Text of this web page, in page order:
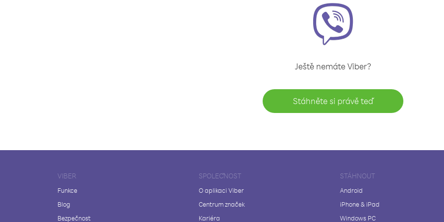
Ještě nemáte Viber?
Stáhněte si právě teď
VIBER
Funkce
Blog
Bezpečnost
SPOLEČNOST
O aplikaci Viber
Centrum značek
Kariéra
STÁHNOUT
Android
iPhone & iPad
Windows PC